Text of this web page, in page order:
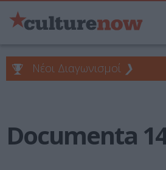
Νέοι Διαγωνισμοί ❯
Documenta